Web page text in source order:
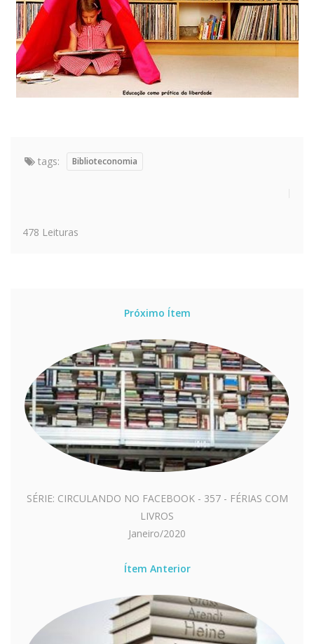
tags: Biblioteconomia
478 Leituras
Próximo Ítem
SÉRIE: CIRCULANDO NO FACEBOOK - 357 - FÉRIAS COM
LIVROS
Janeiro/2020
Ítem Anterior